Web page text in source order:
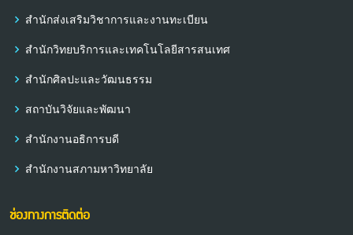
สำนักส่งเสริมวิชาการและงานทะเบียน
สำนักวิทยบริการและเทคโนโลยีสารสนเทศ
สำนักศิลปะและวัฒนธรรม
สถาบันวิจัยและพัฒนา
สำนักงานอธิการบดี
สำนักงานสภามหาวิทยาลัย
ช่องทางการติดต่อ